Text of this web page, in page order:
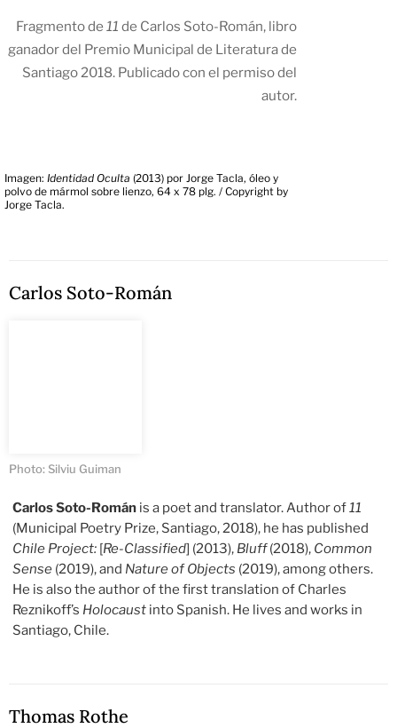
Fragmento de11 de Carlos Soto-Román, libro
ganador del Premio Municipal de Literatura de
Santiago 2018. Publicado con el permiso del
autor.
Imagen: Identidad Oculta (2013) por Jorge Tacla, óleo y
polvo de mármol sobre lienzo, 64 x 78 plg. / Copyright by
Jorge Tacla.
Carlos Soto-Román
Photo: Silviu Guiman
Carlos Soto-Román is a poet and translator. Author of11
(Municipal Poetry Prize, Santiago, 2018), he has published
Chile Project: [Re-Classified] (2013), Bluff(2018), Common
Sense (2019), and Nature of Objects (2019), among others.
He is also the author of the first translation of Charles
Reznikoff’s Holocaust into Spanish. He lives and works in
Santiago, Chile.
Thomas Rothe